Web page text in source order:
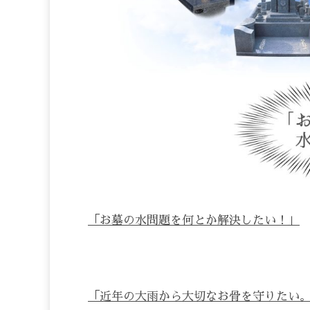
「お墓の水問題を何とか解決したい！」
「近年の大雨から大切なお骨を守りたい